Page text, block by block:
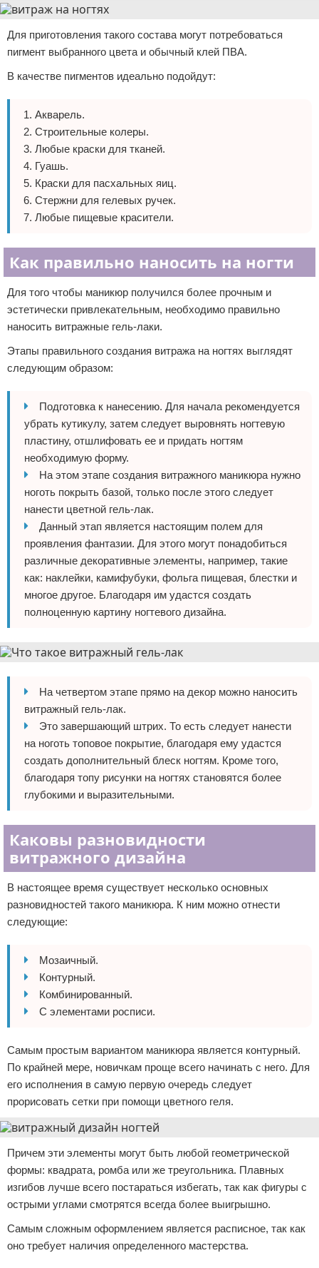
Для приготовления такого состава могут потребоваться
пигмент выбранного цвета и обычный клей ПВА.
В качестве пигментов идеально подойдут:
Акварель.
Строительные колеры.
Любые краски для тканей.
Гуашь.
Краски для пасхальных яиц.
Стержни для гелевых ручек.
Любые пищевые красители.
Как правильно наносить на ногти
Для того чтобы маникюр получился более прочным и
эстетически привлекательным, необходимо правильно
наносить витражные гель-лаки.
Этапы правильного создания витража на ногтях выглядят
следующим образом:
Подготовка к нанесению. Для начала рекомендуется
убрать кутикулу, затем следует выровнять ногтевую
пластину, отшлифовать ее и придать ногтям
необходимую форму.
На этом этапе создания витражного маникюра нужно
ноготь покрыть базой, только после этого следует
нанести цветной гель-лак.
Данный этап является настоящим полем для
проявления фантазии. Для этого могут понадобиться
различные декоративные элементы, например, такие
как: наклейки, камифубуки, фольга пищевая, блестки и
многое другое. Благодаря им удастся создать
полноценную картину ногтевого дизайна.
На четвертом этапе прямо на декор можно наносить
витражный гель-лак.
Это завершающий штрих. То есть следует нанести
на ноготь топовое покрытие, благодаря ему удастся
создать дополнительный блеск ногтям. Кроме того,
благодаря топу рисунки на ногтях становятся более
глубокими и выразительными.
Каковы разновидности
витражного дизайна
В настоящее время существует несколько основных
разновидностей такого маникюра. К ним можно отнести
следующие:
Мозаичный.
Контурный.
Комбинированный.
С элементами росписи.
Самым простым вариантом маникюра является контурный.
По крайней мере, новичкам проще всего начинать с него. Для
его исполнения в самую первую очередь следует
прорисовать сетки при помощи цветного геля.
Причем эти элементы могут быть любой геометрической
формы: квадрата, ромба или же треугольника. Плавных
изгибов лучше всего постараться избегать, так как фигуры с
острыми углами смотрятся всегда более выигрышно.
Самым сложным оформлением является расписное, так как
оно требует наличия определенного мастерства.